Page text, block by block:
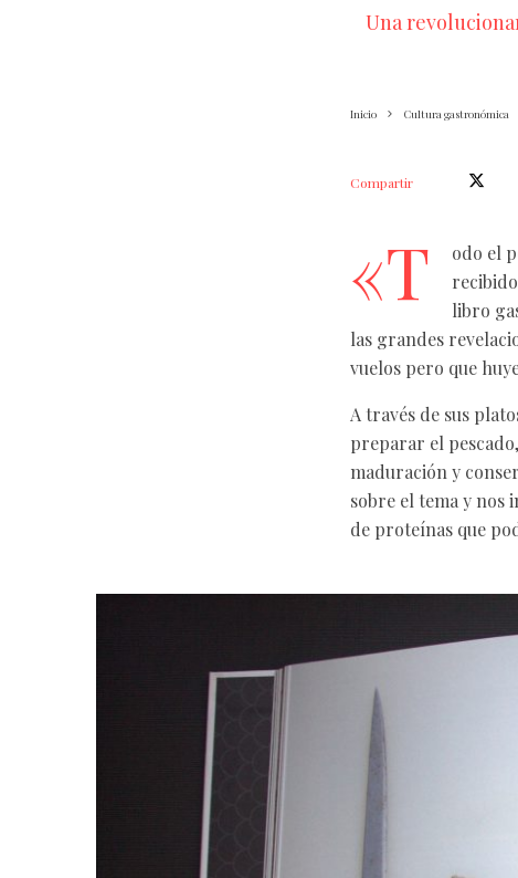
Una
Inicio Cultura gastronómica
Compartir
«T odo el
libro
las grandes
vuelos pero que
A través de sus
preparar el
maduración y
sobre el tema y nos
de proteínas que